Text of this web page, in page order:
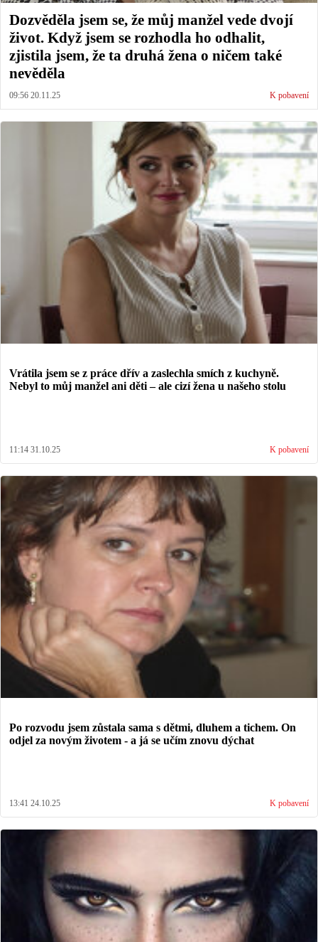
Dozvěděla jsem se, že můj manžel vede dvojí
život. Když jsem se rozhodla ho odhalit,
zjistila jsem, že ta druhá žena o ničem také
nevěděla
09:56 20.11.25 K pobavení
Vrátila jsem se z práce dřív a zaslechla smích z kuchyně.
Nebyl to můj manžel ani děti – ale cizí žena u našeho stolu
11:14 31.10.25 K pobavení
Po rozvodu jsem zůstala sama s dětmi, dluhem a tichem. On
odjel za novým životem - a já se učím znovu dýchat
13:41 24.10.25 K pobavení